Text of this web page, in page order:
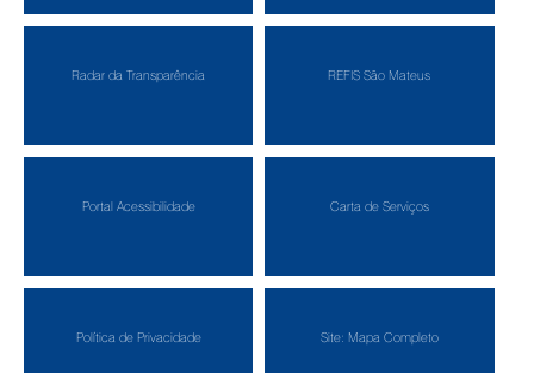
Radar da Transparência REFIS São Mateus
Portal Acessibilidade Carta de Serviços
Política de Privacidade Site: Mapa Completo